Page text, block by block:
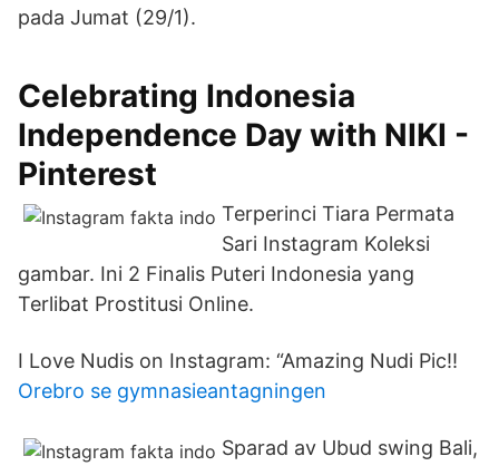
pada Jumat (29/1).
Celebrating Indonesia
Independence Day with NIKI -
Pinterest
Terperinci Tiara Permata
Sari Instagram Koleksi
gambar. Ini 2 Finalis Puteri Indonesia yang
Terlibat Prostitusi Online.
I Love Nudis on Instagram: “Amazing Nudi Pic!!
Orebro se gymnasieantagningen
Sparad av Ubud swing Bali,